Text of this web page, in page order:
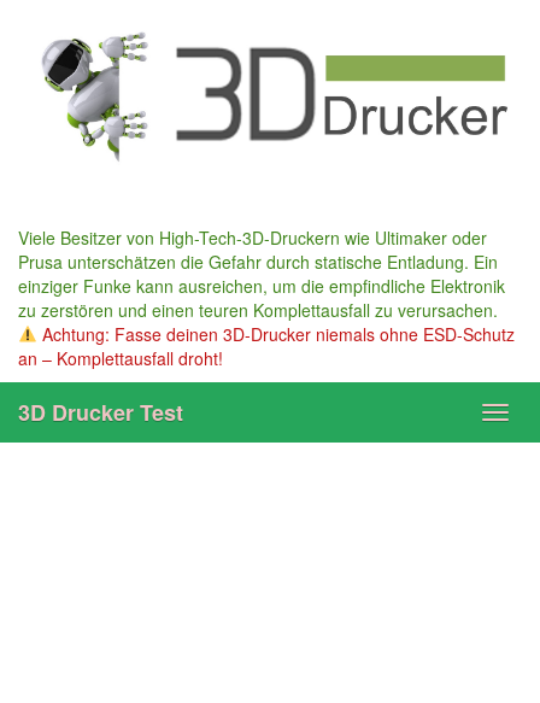
content
Viele Besitzer von High-Tech-3D-Druckern wie Ultimaker oder
Prusa unterschätzen die Gefahr durch statische Entladung. Ein
einziger Funke kann ausreichen, um die empfindliche Elektronik
zu zerstören und einen teuren Komplettausfall zu verursachen.
Achtung: Fasse deinen 3D-Drucker niemals ohne ESD-Schutz
an – Komplettausfall droht!
3D Drucker Test